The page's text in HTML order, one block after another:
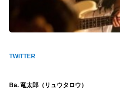
TWITTER
Ba. 竜太郎（リュウタロウ）